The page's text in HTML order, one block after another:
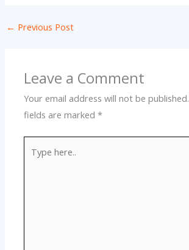
← Previous Post
Leave a Comment
Your email address will not be published.
fields are marked*
here..